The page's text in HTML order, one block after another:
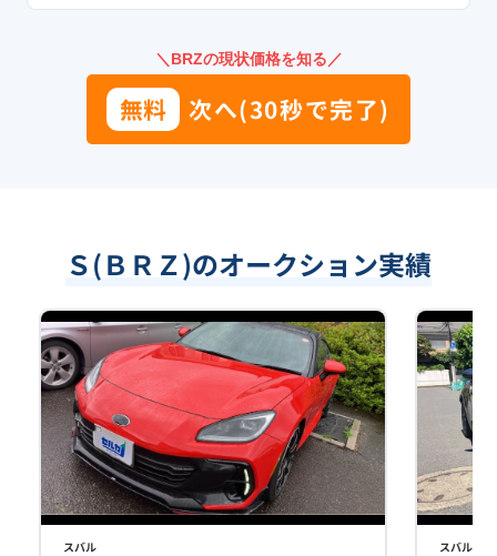
＼BRZの現状価格を知る／
無料 次へ(30秒で完了)
Ｓ(ＢＲＺ)のオークション実績
スバル スバル